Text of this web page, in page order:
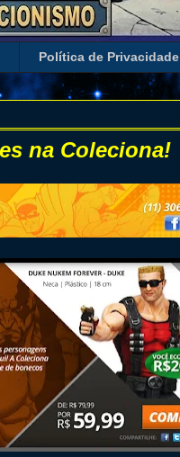
Política de Privacidade
na Coleciona!